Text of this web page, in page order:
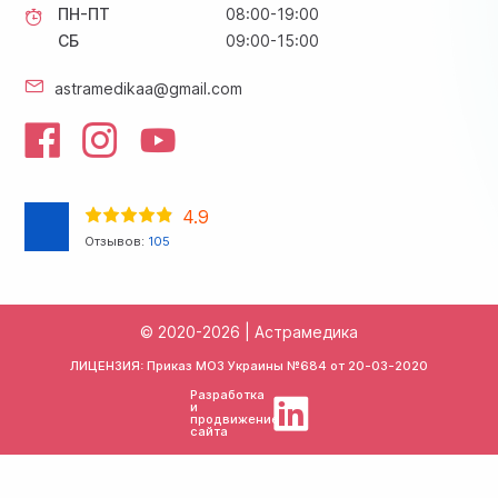
ПН-ПТ
08:00-19:00
СБ
09:00-15:00
astramedikaa@gmail.com
4.9
Отзывов: 105
© 2020-2026 | Астрамедика
ЛИЦЕНЗИЯ: Приказ МОЗ Украины №684 от 20-03-2020
Разработка
и
продвижение
сайта